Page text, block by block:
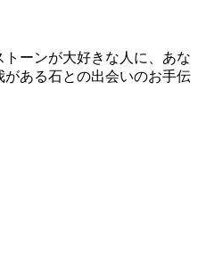
ーンが大好きな人に、あな
ある石との出会いのお手伝